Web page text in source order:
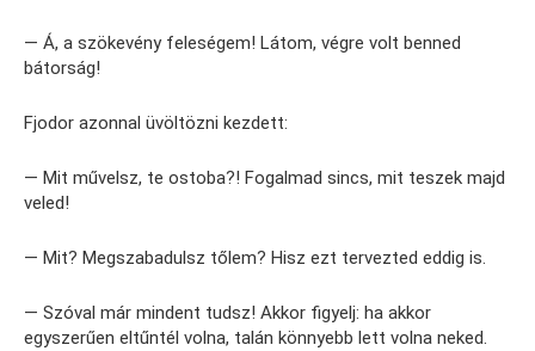
— Á, a szökevény feleségem! Látom, végre volt benned
bátorság!
Fjodor azonnal üvöltözni kezdett:
— Mit művelsz, te ostoba?! Fogalmad sincs, mit teszek majd
veled!
— Mit? Megszabadulsz tőlem? Hisz ezt tervezted eddig is.
— Szóval már mindent tudsz! Akkor figyelj: ha akkor
egyszerűen eltűntél volna, talán könnyebb lett volna neked.